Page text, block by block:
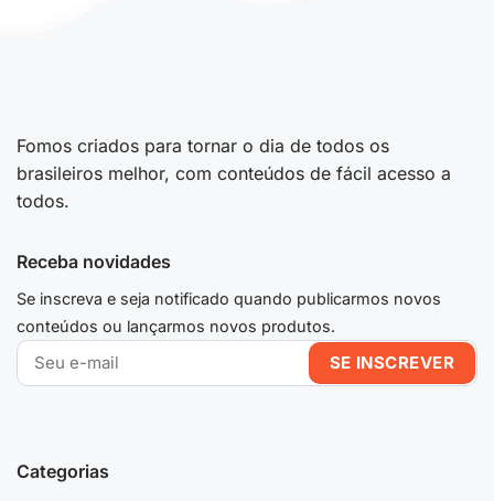
Fomos criados para tornar o dia de todos os
brasileiros melhor, com conteúdos de fácil acesso a
todos.
Categorias
Receba novidades
Se inscreva e seja notificado quando publicarmos novos
conteúdos ou lançarmos novos produtos.